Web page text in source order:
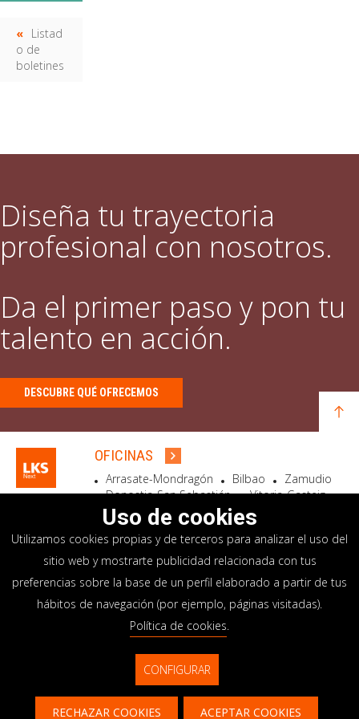
Listad
o de
boletines
Diseña tu trayectoria
profesional con nosotros.
Da el primer paso y pon tu
talento en acción.
DESCUBRE QUÉ OFRECEMOS
OFICINAS
Arrasate-Mondragón Bilbao
Zamudio
Donostia-San Sebastián
Vitoria-Gasteiz
Madrid
El Astillero Bidart
SEDE SOCIAL
Goiru, 7 Arrasate-Mondragón
CP 20500 GIPUZKOA – SPAIN
+34 900 84 14 14
info@lksnext.com
Aviso legal
Portal de privacidad
Política de cookies
Sistema interno información
Uso de cookies
Utilizamos cookies propias y de terceros para analizar el uso del
sitio web y mostrarte publicidad relacionada con tus
preferencias sobre la base de un perfil elaborado a partir de tus
hábitos de navegación (por ejemplo, páginas visitadas).
Política de cookies.
CONFIGURAR
RECHAZAR COOKIES ACEPTAR COOKIES